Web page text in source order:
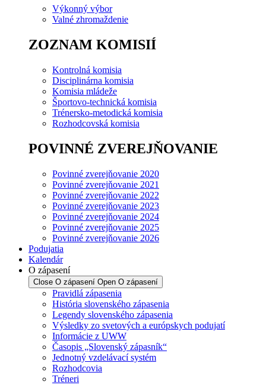
Výkonný výbor
Valné zhromaždenie
ZOZNAM KOMISIÍ
Kontrolná komisia
Disciplinárna komisia
Komisia mládeže
Športovo-technická komisia
Trénersko-metodická komisia
Rozhodcovská komisia
POVINNÉ ZVEREJŇOVANIE
Povinné zverejňovanie 2020
Povinné zverejňovanie 2021
Povinné zverejňovanie 2022
Povinné zverejňovanie 2023
Povinné zverejňovanie 2024
Povinné zverejňovanie 2025
Povinné zverejňovanie 2026
Podujatia
Kalendár
O zápasení
Close O zápasení Open O zápasení
Pravidlá zápasenia
História slovenského zápasenia
Legendy slovenského zápasenia
Výsledky zo svetových a európskych podujatí
Informácie z UWW
Časopis „Slovenský zápasník“
Jednotný vzdelávací systém
Rozhodcovia
Tréneri